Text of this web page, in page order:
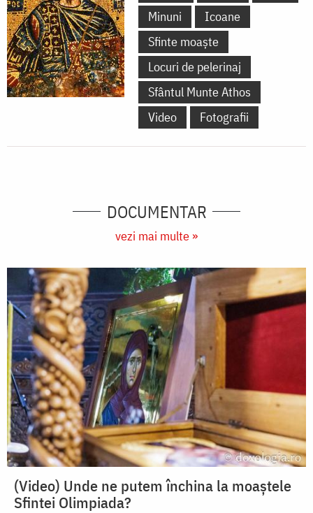
Minuni
Icoane
Sfinte moaște
Locuri de pelerinaj
Sfântul Munte Athos
Video
Fotografii
DOCUMENTAR
vezi mai multe »
(Video) Unde ne putem închina la moaștele
Sfintei Olimpiada?